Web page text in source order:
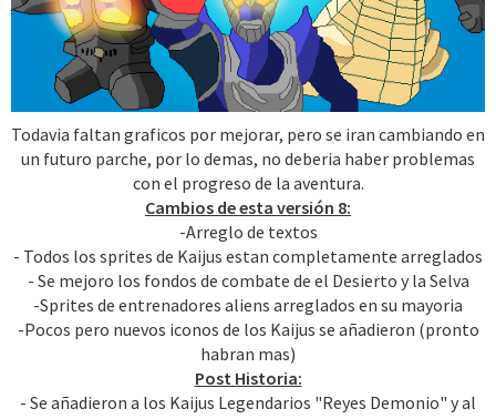
Todavia faltan graficos por mejorar, pero se iran cambiando en
un futuro parche, por lo demas, no deberia haber problemas
con el progreso de la aventura.
Cambios de esta versión 8:
-Arreglo de textos
- Todos los sprites de Kaijus estan completamente arreglados
- Se mejoro los fondos de combate de el Desierto y la Selva
-Sprites de entrenadores aliens arreglados en su mayoria
-Pocos pero nuevos iconos de los Kaijus se añadieron (pronto
habran mas)
Post Historia:
- Se añadieron a los Kaijus Legendarios "Reyes Demonio" y al